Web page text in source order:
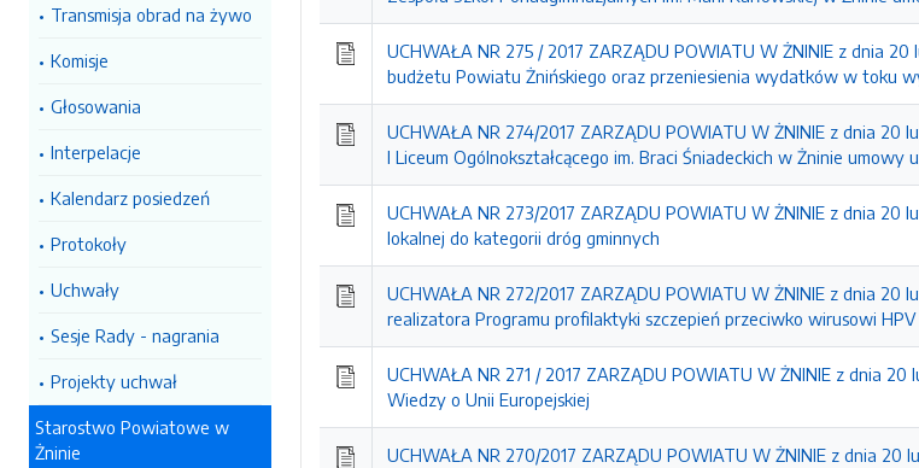
Transmisja obrad na żywo
Komisje
Głosowania
Interpelacje
Kalendarz posiedzeń
Protokoły
Uchwały
Sesje Rady - nagrania
Projekty uchwał
Starostwo Powiatowe w
Żninie
UCHWAŁA NR 275 / 2017 ZARZĄDU POWIATU W ŻNINIE z dnia
budżetu Powiatu Żnińskiego oraz przeniesienia wydatków w toku
UCHWAŁA NR 274/2017 ZARZĄDU POWIATU W ŻNINIE z dnia
I Liceum Ogólnokształcącego im. Braci Śniadeckich w Żninie umowy
UCHWAŁA NR 273/2017 ZARZĄDU POWIATU W ŻNINIE z dnia
lokalnej do kategorii dróg gminnych
UCHWAŁA NR 272/2017 ZARZĄDU POWIATU W ŻNINIE z dnia
realizatora Programu profilaktyki szczepień przeciwko wirusowi
UCHWAŁA NR 271 / 2017 ZARZĄDU POWIATU W ŻNINIE z dnia
Wiedzy o Unii Europejskiej
UCHWAŁA NR 270/2017 ZARZĄDU POWIATU W ŻNINIE z dnia